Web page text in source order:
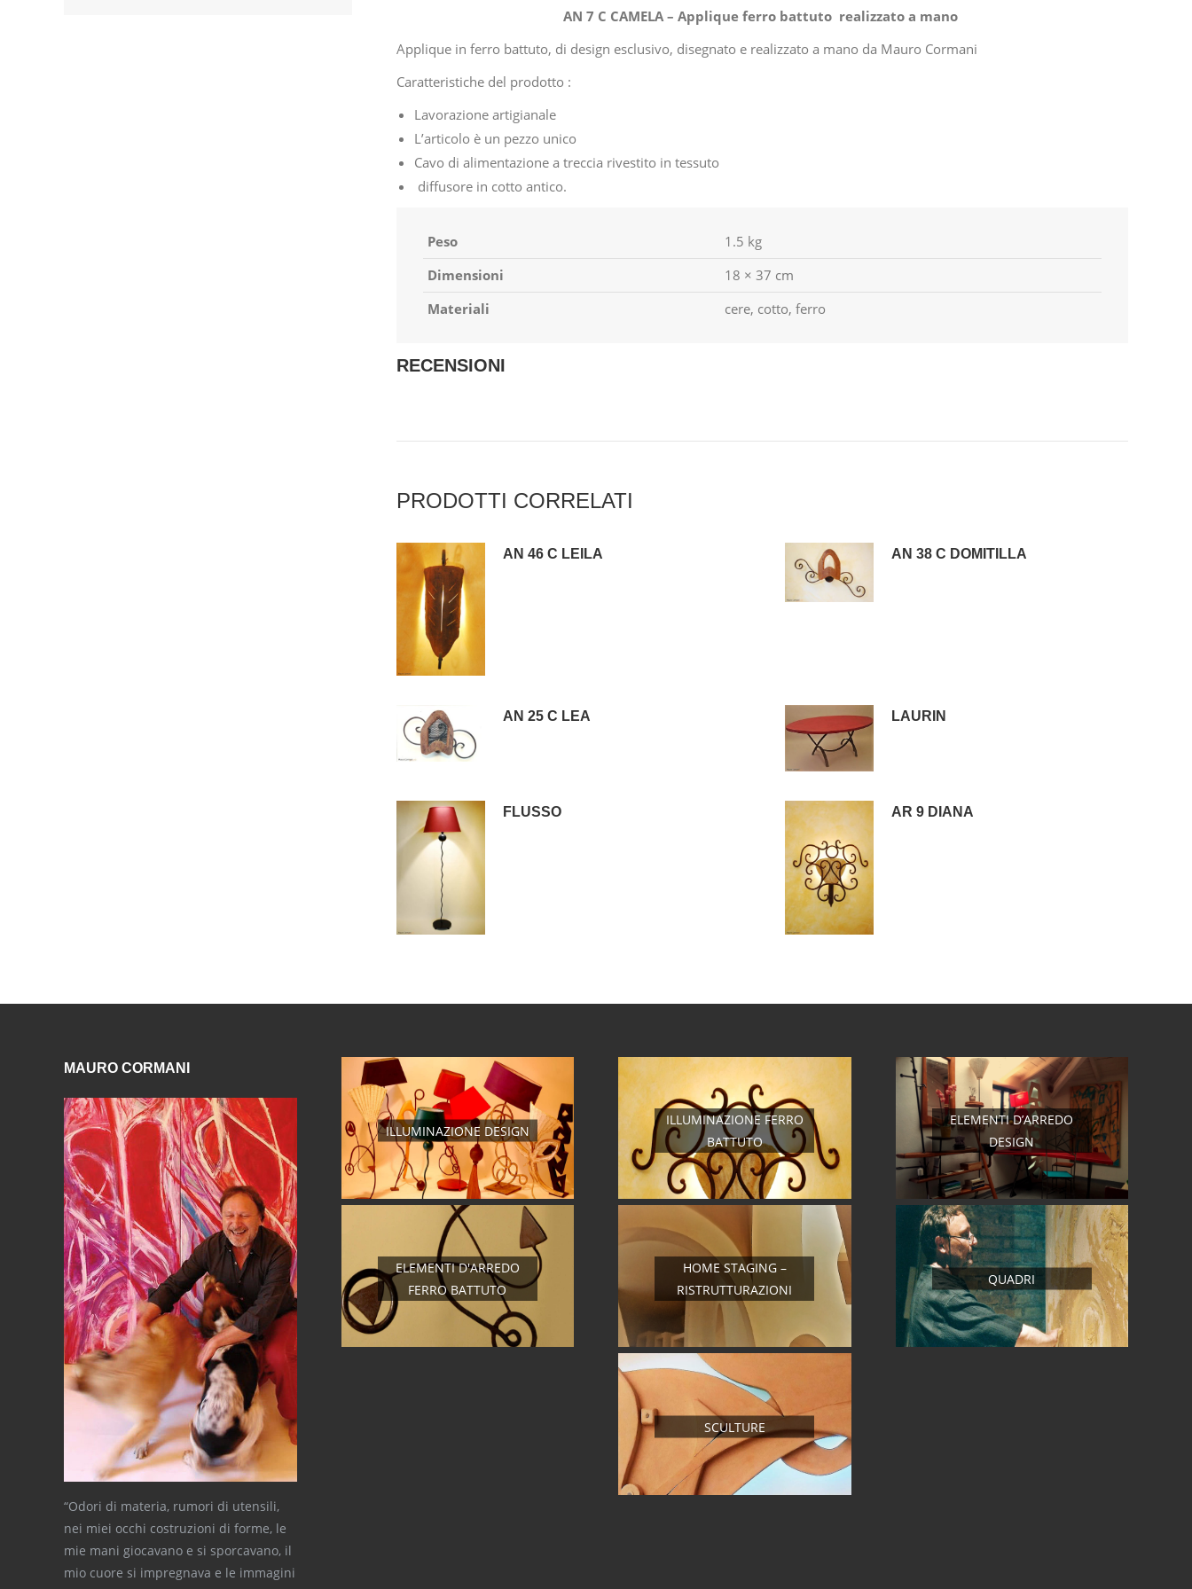
AN 7 C CAMELA – Applique ferro battuto realizzato a mano
Applique in ferro battuto, di design esclusivo, disegnato e realizzato a mano da Mauro Cormani
Caratteristiche del prodotto :
Lavorazione artigianale
L’articolo è un pezzo unico
Cavo di alimentazione a treccia rivestito in tessuto
diffusore in cotto antico.
Peso
1.5 kg
Dimensioni
18 × 37 cm
Materiali
cere, cotto, ferro
RECENSIONI
PRODOTTI CORRELATI
AN 46 C LEILA AN 38 C DOMITILLA
AN 25 C LEA LAURIN
FLUSSO AR 9 DIANA
MAURO CORMANI
“Odori di materia, rumori di utensili,
nei miei occhi costruzioni di forme, le
mie mani giocavano e si sporcavano, il
mio cuore si impregnava e le immagini
ILLUMINAZIONE DESIGN
ELEMENTI D'ARREDO
FERRO BATTUTO
ILLUMINAZIONE FERRO
BATTUTO
HOME STAGING –
RISTRUTTURAZIONI
SCULTURE
ELEMENTI D’ARREDO
DESIGN
QUADRI